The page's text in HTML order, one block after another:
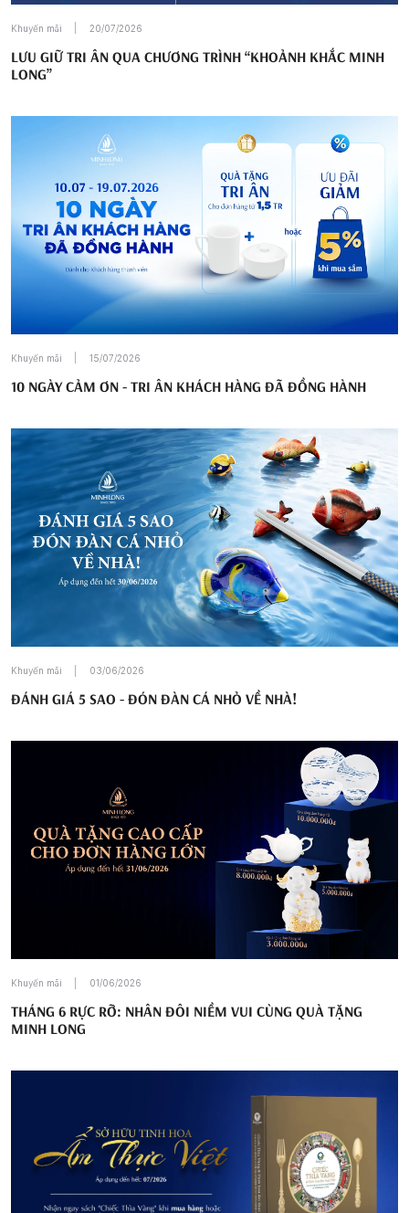
Khuyến mãi 20/07/2026
LƯU GIỮ TRI ÂN QUA CHƯƠNG TRÌNH “KHOẢNH KHẮC MINH
LONG”
Khuyến mãi 15/07/2026
10 NGÀY CẢM ƠN - TRI ÂN KHÁCH HÀNG ĐÃ ĐỒNG HÀNH
Khuyến mãi 03/06/2026
ĐÁNH GIÁ 5 SAO - ĐÓN ĐÀN CÁ NHỎ VỀ NHÀ!
Khuyến mãi 01/06/2026
THÁNG 6 RỰC RỠ: NHÂN ĐÔI NIỀM VUI CÙNG QUÀ TẶNG
MINH LONG